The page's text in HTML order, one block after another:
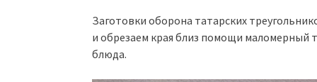
Заготовки оборона татарских
и обрезаем края близ помощи маломерный
блюда.